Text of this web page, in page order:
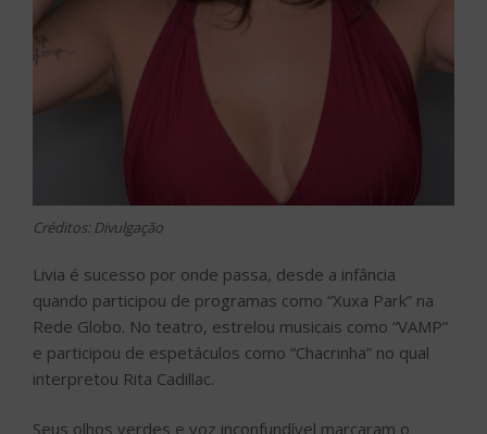
Créditos: Divulgação
Livia é sucesso por onde passa, desde a infância
quando participou de programas como “Xuxa Park” na
Rede Globo. No teatro, estrelou musicais como “VAMP”
e participou de espetáculos como “Chacrinha” no qual
interpretou Rita Cadillac.
Seus olhos verdes e voz inconfundível marcaram o